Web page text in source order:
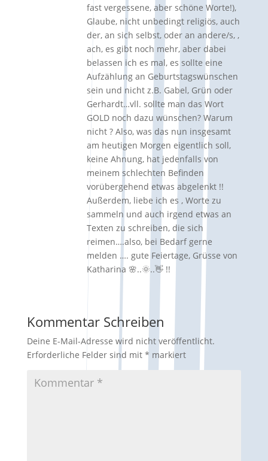
fast vergessene, aber schöne Worte!),
Glaube, nicht unbedingt religiös, auch
der, an sich selbst, oder an andere/s, ,
ach, es gibt noch mehr, aber dabei
belassen ich es mal, es sollte eine
Aufzählung an Geburtstagswünschen
sein und nicht z.B. Gabel, Grün oder
Gerhardt…vll. sollte man das Wort
GOLD noch dazu wünschen? Warum
nicht ? Also, was das nun insgesamt
am heutigen Morgen eigentlich soll,
keine Ahnung, hat jedenfalls von
meinem schlechten Befinden
vorübergehend etwas abgelenkt !!
Außerdem, liebe ich es , Worte zu
sammeln und auch irgend etwas an
Texten zu schreiben, die sich
reimen….also, bei Bedarf gerne
melden …. gute Feiertage, Grüsse von
Katharina 🌸..🌞..👋 !!
Kommentar Schreiben
Deine E-Mail-Adresse wird nicht veröffentlicht.
Erforderliche Felder sind mit * markiert